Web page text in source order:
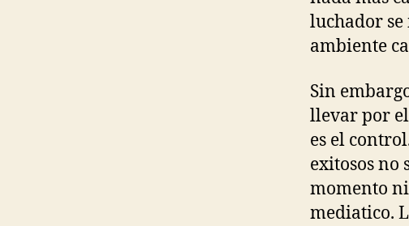
luchador
ambiente
Sin
llevar por
es el
exitosos no
momento
mediatico.